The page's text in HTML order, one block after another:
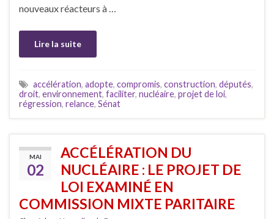
nouveaux réacteurs à …
Lire la suite
accélération, adopte, compromis, construction, députés,
droit, environnement, faciliter, nucléaire, projet de loi,
régression, relance, Sénat
MAI
02
ACCÉLÉRATION DU
NUCLÉAIRE : LE PROJET DE
LOI EXAMINÉ EN
COMMISSION MIXTE PARITAIRE